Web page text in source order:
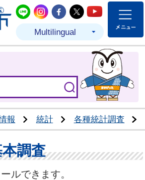
結城市公式LINE
結城市公式Instagram
結城市公式
結城市公式
結城市
Multilingual
報 統計 各種統計調査
調査
ルできます。